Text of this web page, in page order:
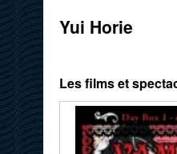
Yui Horie
Les films et